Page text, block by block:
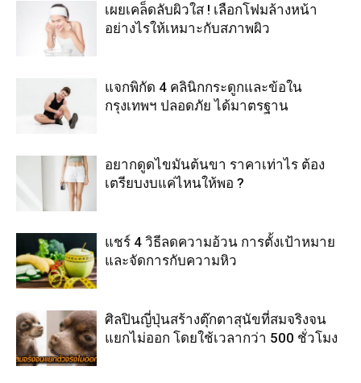
เผยเคล็ดลับผิวใส ! เลือกโฟมล้างหน้า
อย่างไรให้เหมาะกับสภาพผิว
แจกพิกัด 4 คลินิกกระดูกและข้อใน
กรุงเทพฯ ปลอดภัย ได้มาตรฐาน
อยากดูดไขมันต้นขา ราคาเท่าไร ต้อง
เตรียบงบแค่ไหนให้พอ ?
แชร์ 4 วิธีลดความอ้วน การตั้งเป้าหมาย
และจัดการกับความหิว
ศิลปินญี่ปุ่นสร้างตุ๊กตาสุนัขที่สมจริงจน
แยกไม่ออก โดยใช้เวลากว่า 500 ชั่วโมง